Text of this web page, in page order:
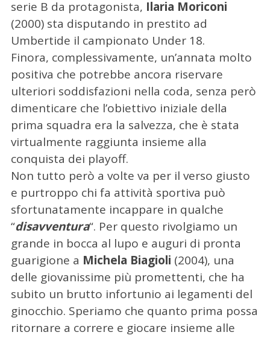
serie B da protagonista, Ilaria Moriconi
(2000) sta disputando in prestito ad
Umbertide il campionato Under 18.
Finora, complessivamente, un’annata molto
positiva che potrebbe ancora riservare
ulteriori soddisfazioni nella coda, senza però
dimenticare che l’obiettivo iniziale della
prima squadra era la salvezza, che è stata
virtualmente raggiunta insieme alla
conquista dei playoff.
Non tutto però a volte va per il verso giusto
e purtroppo chi fa attività sportiva può
sfortunatamente incappare in qualche
“disavventura“. Per questo rivolgiamo un
grande in bocca al lupo e auguri di pronta
guarigione a Michela Biagioli (2004), una
delle giovanissime più promettenti, che ha
subito un brutto infortunio ai legamenti del
ginocchio. Speriamo che quanto prima possa
ritornare a correre e giocare insieme alle
C
e
r
c
p
e
r